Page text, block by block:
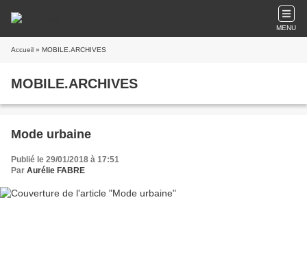
MENU
Accueil » MOBILE.ARCHIVES
MOBILE.ARCHIVES
Mode urbaine
Publié le 29/01/2018 à 17:51
Par Aurélie FABRE